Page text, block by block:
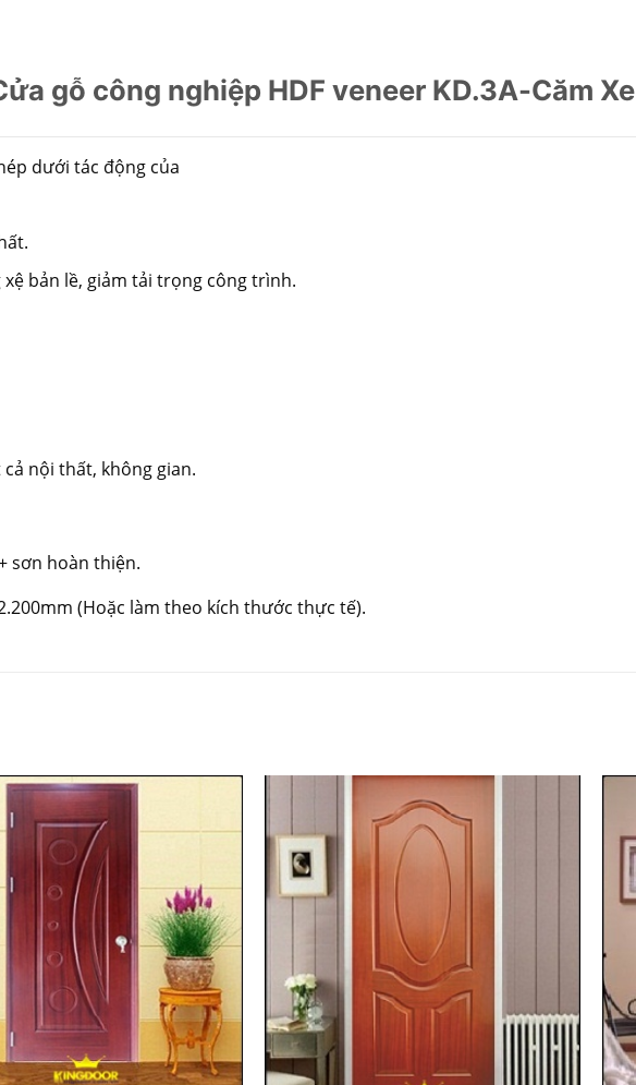
gỗ công nghiệp HDF veneer KD.3A-Căm Xe
dưới tác động của
bản lề, giảm tải trọng công trình.
nội thất, không gian.
sơn hoàn thiện.
(Hoặc làm theo kích thước thực tế).